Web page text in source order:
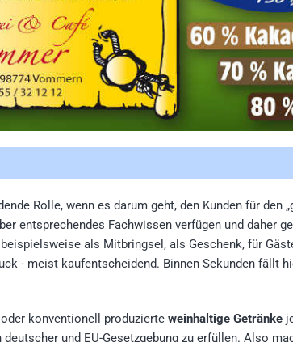
Rolle, wenn es darum geht, den Kunden für den
entsprechendes Fachwissen verfügen und daher
als Mitbringsel, als Geschenk, für
- meist kaufentscheidend. Binnen Sekunden fällt
oder konventionell produzierte weinhaltige Getränke
und EU-Gesetzgebung zu erfüllen. Also